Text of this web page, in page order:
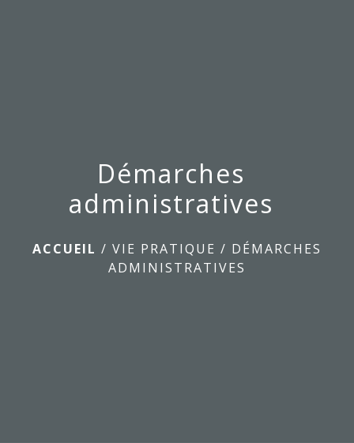
Démarches
administratives
ACCUEIL / VIE PRATIQUE / DÉMARCHES
ADMINISTRATIVES